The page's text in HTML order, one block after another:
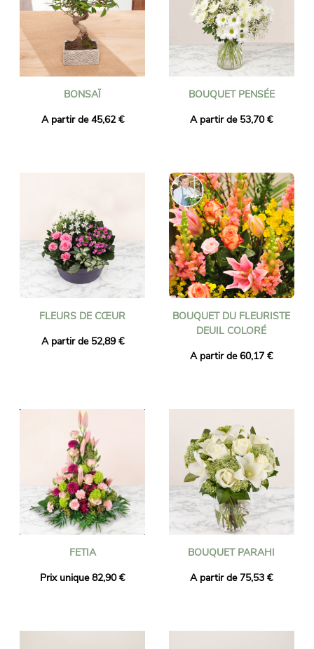
BONSAÏ
A partir de 45,62 €
BOUQUET PENSÉE
A partir de 53,70 €
FLEURS DE CŒUR
A partir de 52,89 €
BOUQUET DU FLEURISTE
DEUIL COLORÉ
A partir de 60,17 €
FETIA
Prix unique 82,90 €
BOUQUET PARAHI
A partir de 75,53 €